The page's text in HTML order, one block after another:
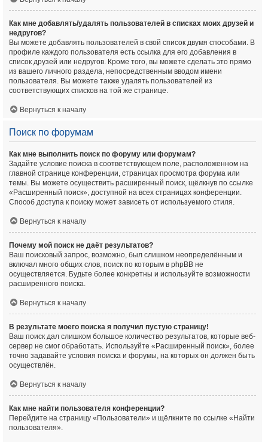
Как мне добавлять/удалять пользователей в списках моих друзей и
недругов?
Вы можете добавлять пользователей в свой список двумя способами. В
профиле каждого пользователя есть ссылка для его добавления в
список друзей или недругов. Кроме того, вы можете сделать это прямо
из вашего личного раздела, непосредственным вводом имени
пользователя. Вы можете также удалять пользователей из
соответствующих списков на той же странице.
Вернуться к началу
Поиск по форумам
Как мне выполнить поиск по форуму или форумам?
Задайте условие поиска в соответствующем поле, расположенном на
главной странице конференции, страницах просмотра форума или
темы. Вы можете осуществить расширенный поиск, щёлкнув по ссылке
«Расширенный поиск», доступной на всех страницах конференции.
Способ доступа к поиску может зависеть от используемого стиля.
Вернуться к началу
Почему мой поиск не даёт результатов?
Ваш поисковый запрос, возможно, был слишком неопределённым и
включал много общих слов, поиск по которым в phpBB не
осуществляется. Будьте более конкретны и используйте возможности
расширенного поиска.
Вернуться к началу
В результате моего поиска я получил пустую страницу!
Ваш поиск дал слишком большое количество результатов, которые веб-
сервер не смог обработать. Используйте «Расширенный поиск», более
точно задавайте условия поиска и форумы, на которых он должен быть
осуществлён.
Вернуться к началу
Как мне найти пользователя конференции?
Перейдите на страницу «Пользователи» и щёлкните по ссылке «Найти
пользователя».